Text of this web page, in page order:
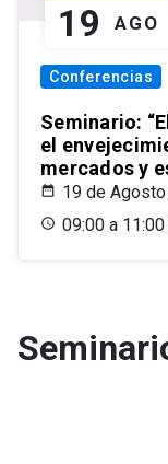
19 AGO
Conferencias
Seminario:
el
mercados y
19 de
09:00 a